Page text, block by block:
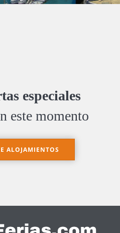
especiales
este momento
ALOJAMIENTOS